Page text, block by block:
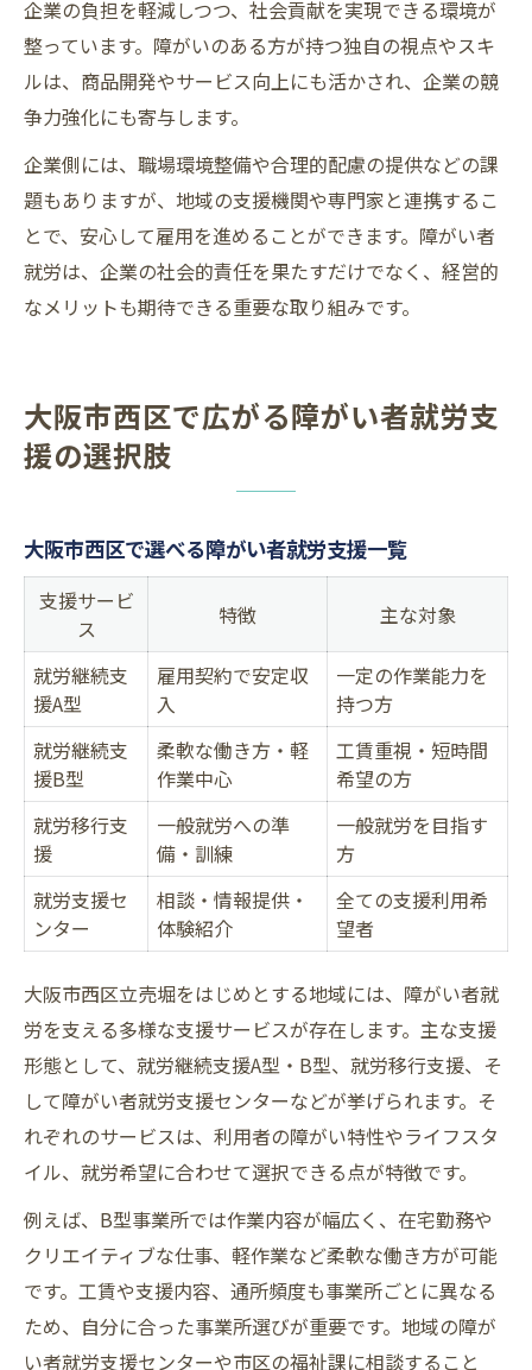
企業の負担を軽減しつつ、社会貢献を実現できる環境が
整っています。障がいのある方が持つ独自の視点やスキ
ルは、商品開発やサービス向上にも活かされ、企業の競
争力強化にも寄与します。
企業側には、職場環境整備や合理的配慮の提供などの課
題もありますが、地域の支援機関や専門家と連携するこ
とで、安心して雇用を進めることができます。障がい者
就労は、企業の社会的責任を果たすだけでなく、経営的
なメリットも期待できる重要な取り組みです。
大阪市西区で広がる障がい者就労支
援の選択肢
大阪市西区で選べる障がい者就労支援一覧
支援サービ
ス
特徴 主な対象
就労継続支
援A型
雇用契約で安定収
入
一定の作業能力を
持つ方
就労継続支
援B型
柔軟な働き方・軽
作業中心
工賃重視・短時間
希望の方
就労移行支
援
一般就労への準
備・訓練
一般就労を目指す
方
就労支援セ
ンター
相談・情報提供・
体験紹介
全ての支援利用希
望者
大阪市西区立売堀をはじめとする地域には、障がい者就
労を支える多様な支援サービスが存在します。主な支援
形態として、就労継続支援A型・B型、就労移行支援、そ
して障がい者就労支援センターなどが挙げられます。そ
れぞれのサービスは、利用者の障がい特性やライフスタ
イル、就労希望に合わせて選択できる点が特徴です。
例えば、B型事業所では作業内容が幅広く、在宅勤務や
クリエイティブな仕事、軽作業など柔軟な働き方が可能
です。工賃や支援内容、通所頻度も事業所ごとに異なる
ため、自分に合った事業所選びが重要です。地域の障が
い者就労支援センターや市区の福祉課に相談すること